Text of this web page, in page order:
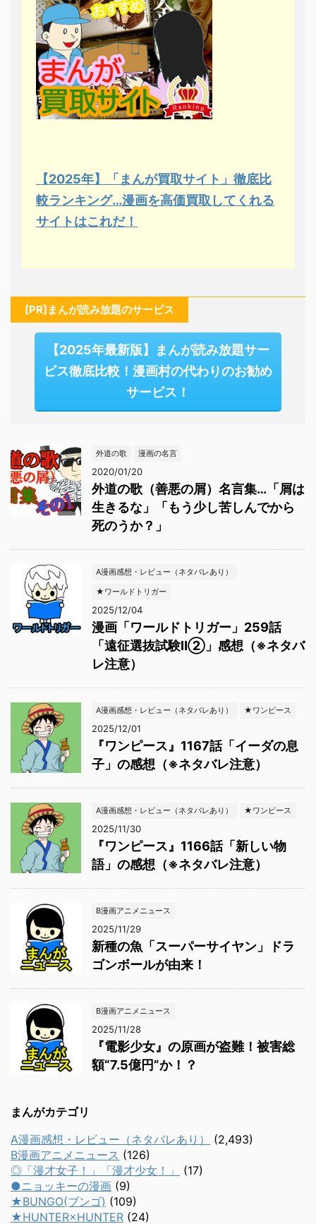
【2025年】「まんが買取サイト」徹底比
較ランキング…漫画を高価買取してくれる
サイトはこれだ！
[PR]まんが読み放題のサービス
【2025年最新版】まんが読み放題サー
ビス徹底比較！漫画村の代わりのお勧め
サービス！
外道の歌 漫画の名言
2020/01/20
外道の歌（善悪の屑）名言集…「屑は
生きるな」「もう少し苦しんでから
死のうか？」
A漫画感想・レビュー（ネタバレあり）
★ワールドトリガー
2025/12/04
漫画「ワールドトリガー」259話
「遠征選抜試験Ⅱ②」感想（※ネタバ
レ注意）
A漫画感想・レビュー（ネタバレあり） ★ワンピース
2025/12/01
『ワンピース』1167話「イーダの息
子」の感想（※ネタバレ注意）
A漫画感想・レビュー（ネタバレあり） ★ワンピース
2025/11/30
『ワンピース』1166話「新しい物
語」の感想（※ネタバレ注意）
B漫画アニメニュース
2025/11/29
新種の魚「スーパーサイヤン」ドラ
ゴンボールが由来！
B漫画アニメニュース
2025/11/28
『電影少女』の原画が盗難！被害総
額“7.5億円”か！？
まんがカテゴリ
A漫画感想・レビュー（ネタバレあり）
(2,493)
B漫画アニメニュース (126)
◎「漫才女子！」「漫才少女！」
(17)
●ニョッキーの漫画 (9)
★BUNGO(ブンゴ) (109)
★HUNTER×HUNTER (24)